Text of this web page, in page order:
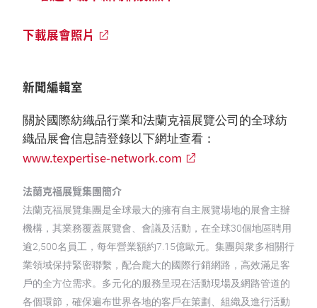
下載展會照片
新聞編輯室
關於國際紡織品行業和法蘭克福展覽公司的全球紡
織品展會信息請登錄以下網址查看：
www.texpertise-network.com
法蘭克福展覽集團簡介
法蘭克福展覽集團是全球最大的擁有自主展覽場地的展會主辦
機構，其業務覆蓋展覽會、會議及活動，在全球30個地區聘用
逾2,500名員工，每年營業額約7.15億歐元。集團與衆多相關行
業領域保持緊密聯繫，配合龐大的國際行銷網路，高效滿足客
戶的全方位需求。多元化的服務呈現在活動現場及網路管道的
各個環節，確保遍布世界各地的客戶在策劃、組織及進行活動